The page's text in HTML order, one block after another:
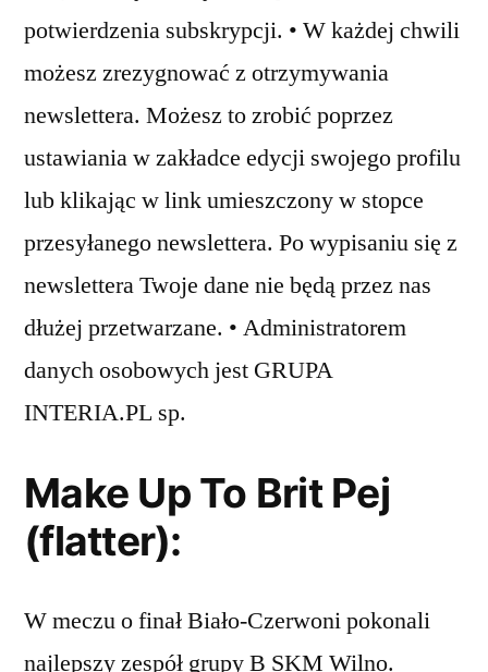
potwierdzenia subskrypcji. • W każdej chwili
możesz zrezygnować z otrzymywania
newslettera. Możesz to zrobić poprzez
ustawiania w zakładce edycji swojego profilu
lub klikając w link umieszczony w stopce
przesyłanego newslettera. Po wypisaniu się z
newslettera Twoje dane nie będą przez nas
dłużej przetwarzane. • Administratorem
danych osobowych jest GRUPA
INTERIA.PL sp.
Make Up To Brit Pej
(flatter):
W meczu o finał Biało-Czerwoni pokonali
najlepszy zespół grupy B SKM Wilno.